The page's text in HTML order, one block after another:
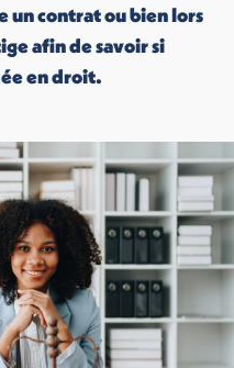
un contrat ou bien lors
afin de savoir si
en droit.